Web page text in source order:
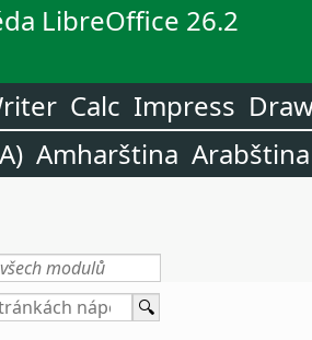
LibreOffice 26.2
Calc Impress
Amharština Arabština